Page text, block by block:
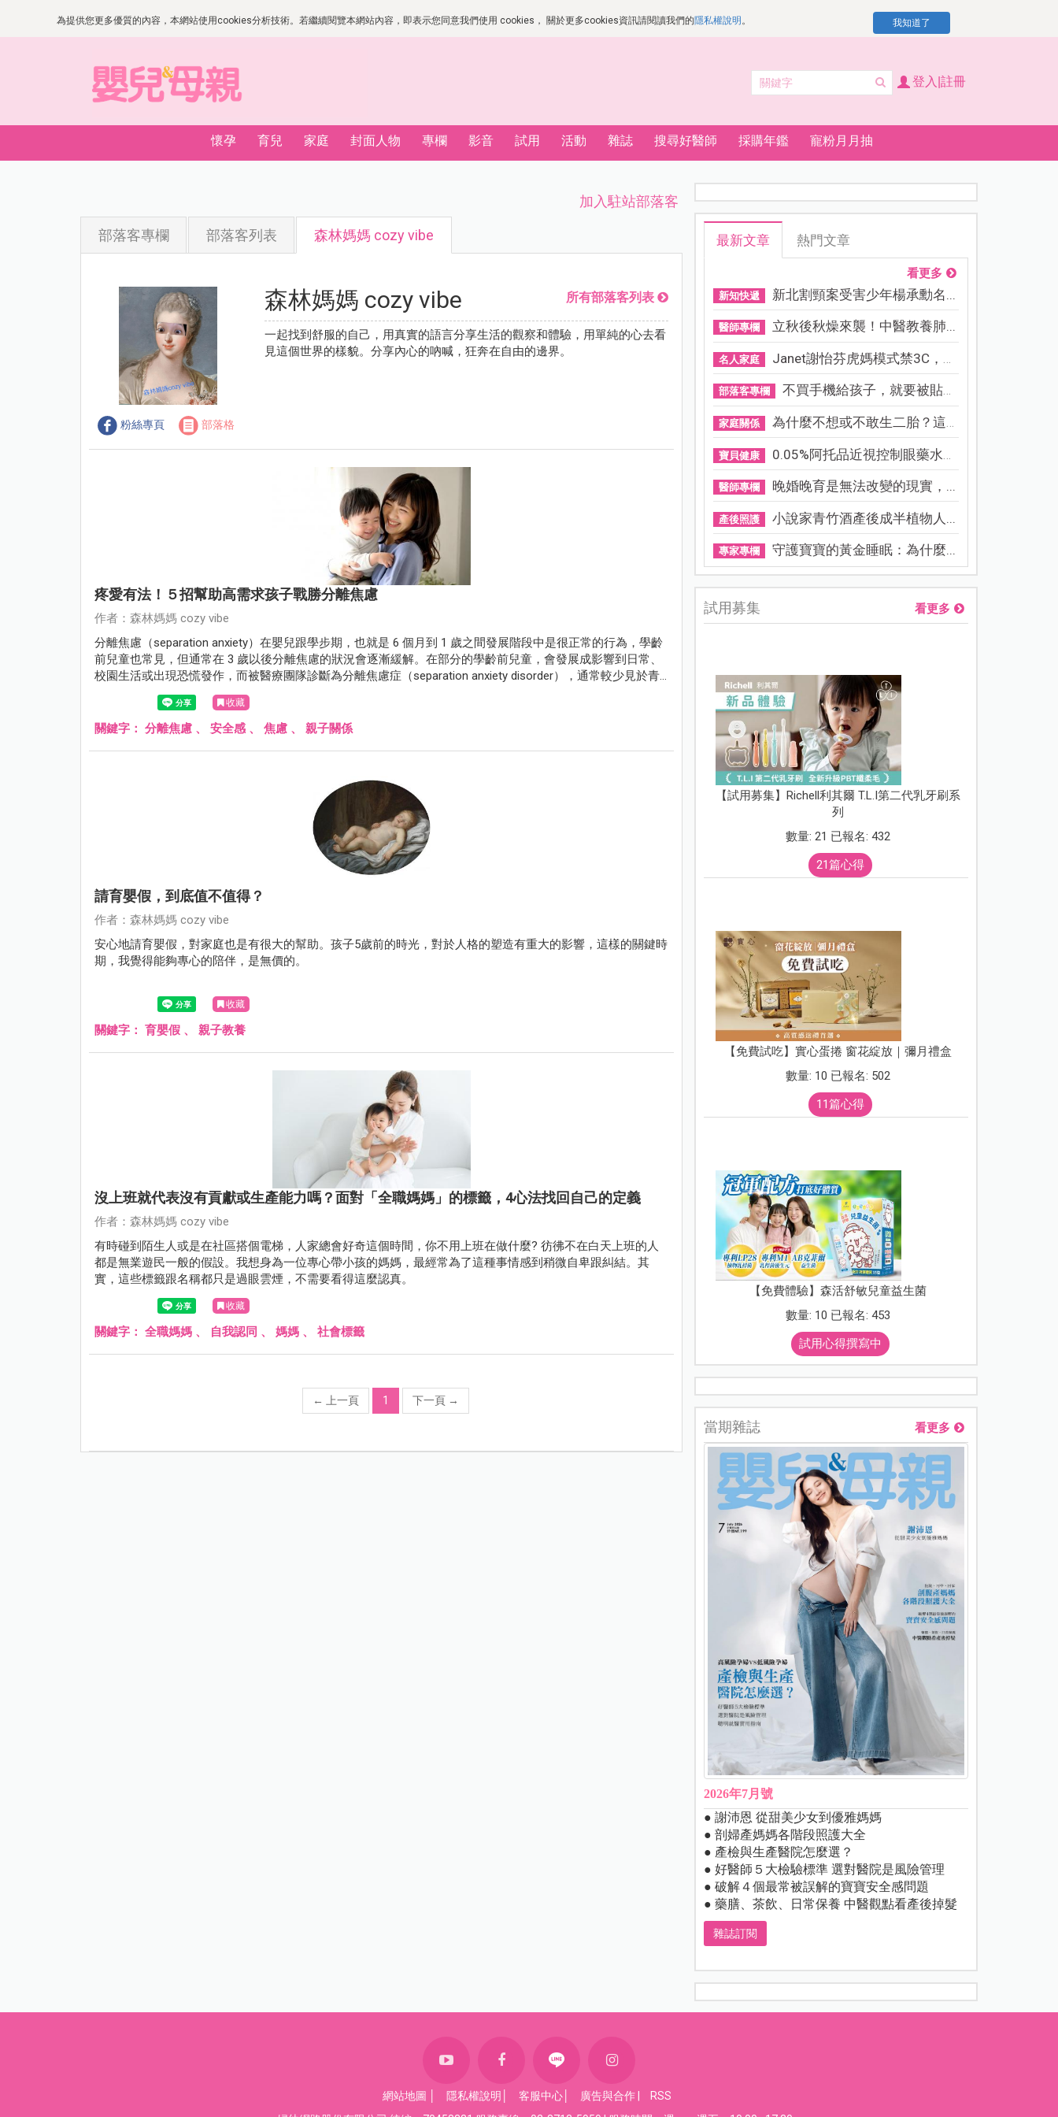
為提供您更多優質的內容，本網站使用cookies分析技術。若繼續閱覽本網站內容，即表示您同意我們使用 cookies， 關於更多cookies資訊請閱讀我們的隱私權說明 。 我知道了
登入|註冊
懷孕 育兒 家庭 封面人物 專欄 影音 試用 活動 雜誌 搜尋好醫師 採購年鑑 寵粉月月抽
加入駐站部落客
部落客專欄 部落客列表 森林媽媽 cozy vibe
粉絲專頁 部落格
森林媽媽 cozy vibe 所有部落客列表
一起找到舒服的自己，用真實的語言分享生活的觀察和體驗，用單純的心去看
見這個世界的樣貌。分享內心的吶喊，狂奔在自由的邊界。
疼愛有法！５招幫助高需求孩子戰勝分離焦慮
作者：森林媽媽 cozy vibe
分離焦慮（separation anxiety）在嬰兒跟學步期，也就是 6 個月到 1 歲之間發展階段中是很正常的行為，學齡
前兒童也常見，但通常在 3 歲以後分離焦慮的狀況會逐漸緩解。在部分的學齡前兒童，會發展成影響到日常、
校園生活或出現恐慌發作，而被醫療團隊診斷為分離焦慮症（separation anxiety disorder），通常較少見於青
少年或成人。
收藏
關鍵字： 分離焦慮 、 安全感 、 焦慮 、 親子關係
請育嬰假，到底值不值得？
作者：森林媽媽 cozy vibe
安心地請育嬰假，對家庭也是有很大的幫助。孩子5歲前的時光，對於人格的塑造有重大的影響，這樣的關鍵時
期，我覺得能夠專心的陪伴，是無價的。
收藏
關鍵字： 育嬰假 、 親子教養
沒上班就代表沒有貢獻或生產能力嗎？面對「全職媽媽」的標籤，4心法找回自己的定義
作者：森林媽媽 cozy vibe
有時碰到陌生人或是在社區搭個電梯，人家總會好奇這個時間，你不用上班在做什麼? 彷彿不在白天上班的人
都是無業遊民一般的假設。我想身為一位專心帶小孩的媽媽，最經常為了這種事情感到稍微自卑跟糾結。其
實，這些標籤跟名稱都只是過眼雲煙，不需要看得這麼認真。
收藏
關鍵字： 全職媽媽 、 自我認同 、 媽媽 、 社會標籤
← 上一頁 1 下一頁 →
最新文章 熱門文章
看更多
新知快遞 新北割頸案受害少年楊承勳名...
醫師專欄 立秋後秋燥來襲！中醫教養肺...
名人家庭 Janet謝怡芬虎媽模式禁3C，看...
部落客專欄 不買手機給孩子，就要被貼「...
家庭關係 為什麼不想或不敢生二胎？這8...
寶貝健康 0.05%阿托品近視控制眼藥水納...
醫師專欄 晚婚晚育是無法改變的現實，...
產後照護 小說家青竹酒產後成半植物人...
專家專欄 守護寶寶的黃金睡眠：為什麼...
試用募集 看更多
【試用募集】Richell利其爾 T.L.I第二代乳牙刷系
列
數量: 21 已報名: 432
21篇心得
【免費試吃】實心蛋捲 窗花綻放｜彌月禮盒
數量: 10 已報名: 502
11篇心得
【免費體驗】森活舒敏兒童益生菌
數量: 10 已報名: 453
試用心得撰寫中
當期雜誌 看更多
2026年7月號
● 謝沛恩 從甜美少女到優雅媽媽
● 剖婦產媽媽各階段照護大全
● 產檢與生產醫院怎麼選？
● 好醫師５大檢驗標準 選對醫院是風險管理
● 破解４個最常被誤解的寶寶安全感問題
● 藥膳、茶飲、日常保養 中醫觀點看產後掉髮
雜誌訂閱
網站地圖 隱私權說明 客服中心 廣告與合作
RSS